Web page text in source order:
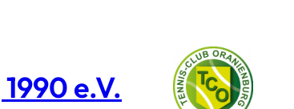
e.V.